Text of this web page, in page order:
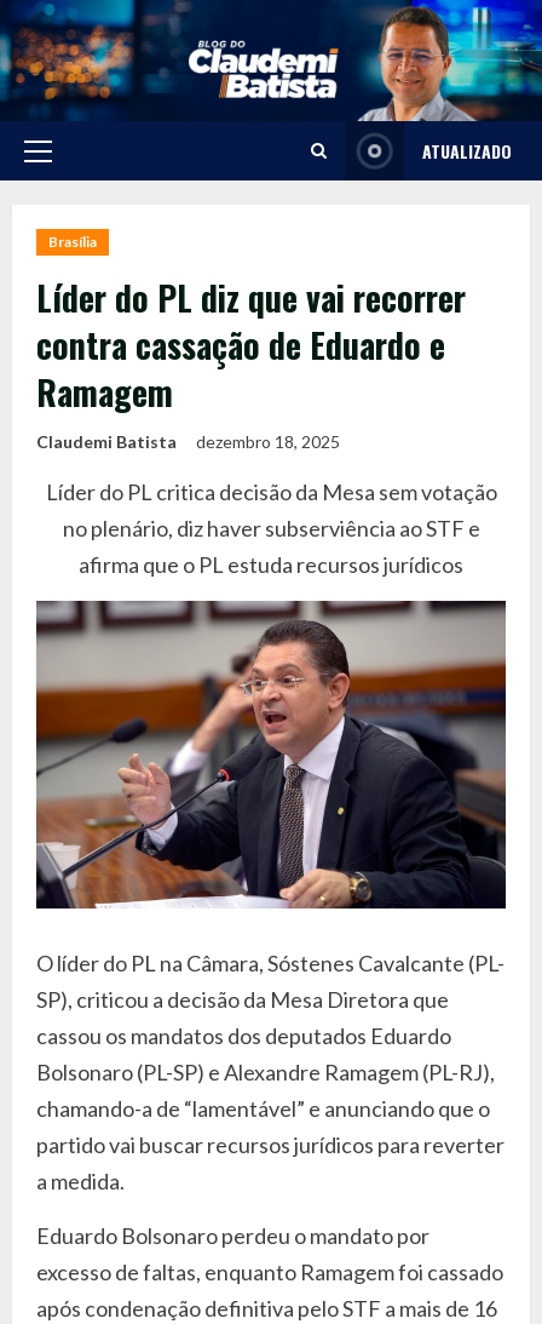
Skip
to
content
Primary
ATUALIZADO
Brasília
Líder do PL diz que vai recorrer
contra cassação de Eduardo e
Ramagem
Claudemi Batista dezembro 18, 2025
Líder do PL critica decisão da Mesa sem votação
no plenário, diz haver subserviência ao STF e
afirma que o PL estuda recursos jurídicos
O líder do PL na Câmara, Sóstenes Cavalcante (PL-
SP), criticou a decisão da Mesa Diretora que
cassou os mandatos dos deputados Eduardo
Bolsonaro (PL-SP) e Alexandre Ramagem (PL-RJ),
chamando-a de “lamentável” e anunciando que o
partido vai buscar recursos jurídicos para reverter
a medida.
Eduardo Bolsonaro perdeu o mandato por
excesso de faltas, enquanto Ramagem foi cassado
após condenação definitiva pelo STF a mais de 16